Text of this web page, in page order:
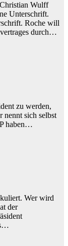
Wulff
Unterschrift.
Roche will
durch…
zu werden,
nennt sich selbst
haben…
Wer wird
der